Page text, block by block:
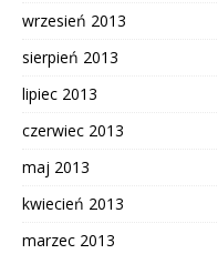
wrzesień 2013
sierpień 2013
lipiec 2013
czerwiec 2013
maj 2013
kwiecień 2013
marzec 2013